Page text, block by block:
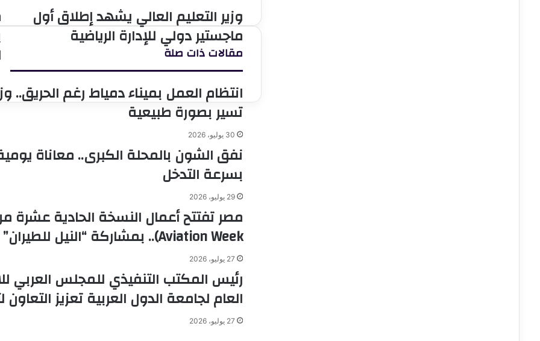
وزير
التعليم
العالي
يشهد
ماجستير
دولي
للإدارة
وزير التعليم العالي يشهد إطلاق أول
ماجستير دولي للإدارة الرياضية
مقالات ذات صلة
انتظام العمل بميناء دمياط رغم الحريق..
تسير بصورة طبيعية
30 يوليو، 2026
نفق الشون بالمحلة الكبرى.. معاناة
بسرعة التدخل
29 يوليو، 2026
Aviation Week).. بمشاركة “النيل للطيران”
27 يوليو، 2026
رئيس المكتب التنفيذي للمجلس العربي
العام لجامعة الدول العربية تعزيز
27 يوليو، 2026